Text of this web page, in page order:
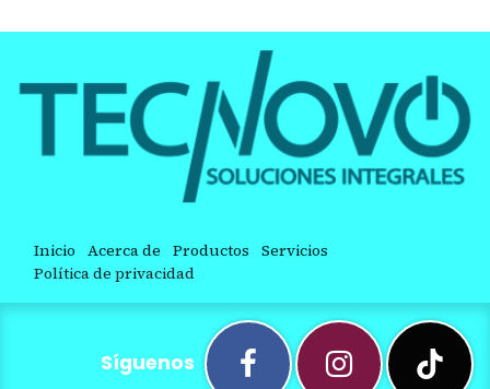
Inicio Acerca de Productos Servicios
Política de privacidad
Síguenos